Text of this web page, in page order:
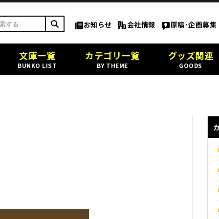
お知らせ 会社情報 原稿･企画募集
文庫一覧
BUNKO LIST
カテゴリ一覧
BY THEME
グッズ関連
GOODS